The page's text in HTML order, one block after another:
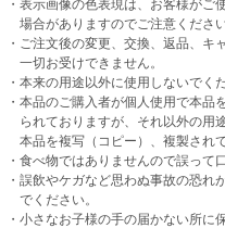
・表示画像の色表現は、お客様がご
場合がありますのでご注意くださ
・ご注文後の変更、交換、返品、キ
一切お受けできません。
・本来の用途以外に使用しないでく
・本品のご購入者が個人使用で本品
られておりますが、それ以外の用
本品を複写（コピー）、複製され
・食べ物ではありませんので誤って
・誤飲やケガなど思わぬ事故の恐れ
でください。
・小さなお子様の手の届かない所に